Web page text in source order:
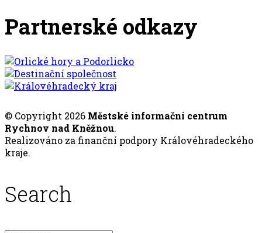
Partnerské odkazy
© Copyright 2026 Městské informační centrum
Rychnov nad Kněžnou.
Realizováno za finanční podpory Královéhradeckého
kraje.
Search